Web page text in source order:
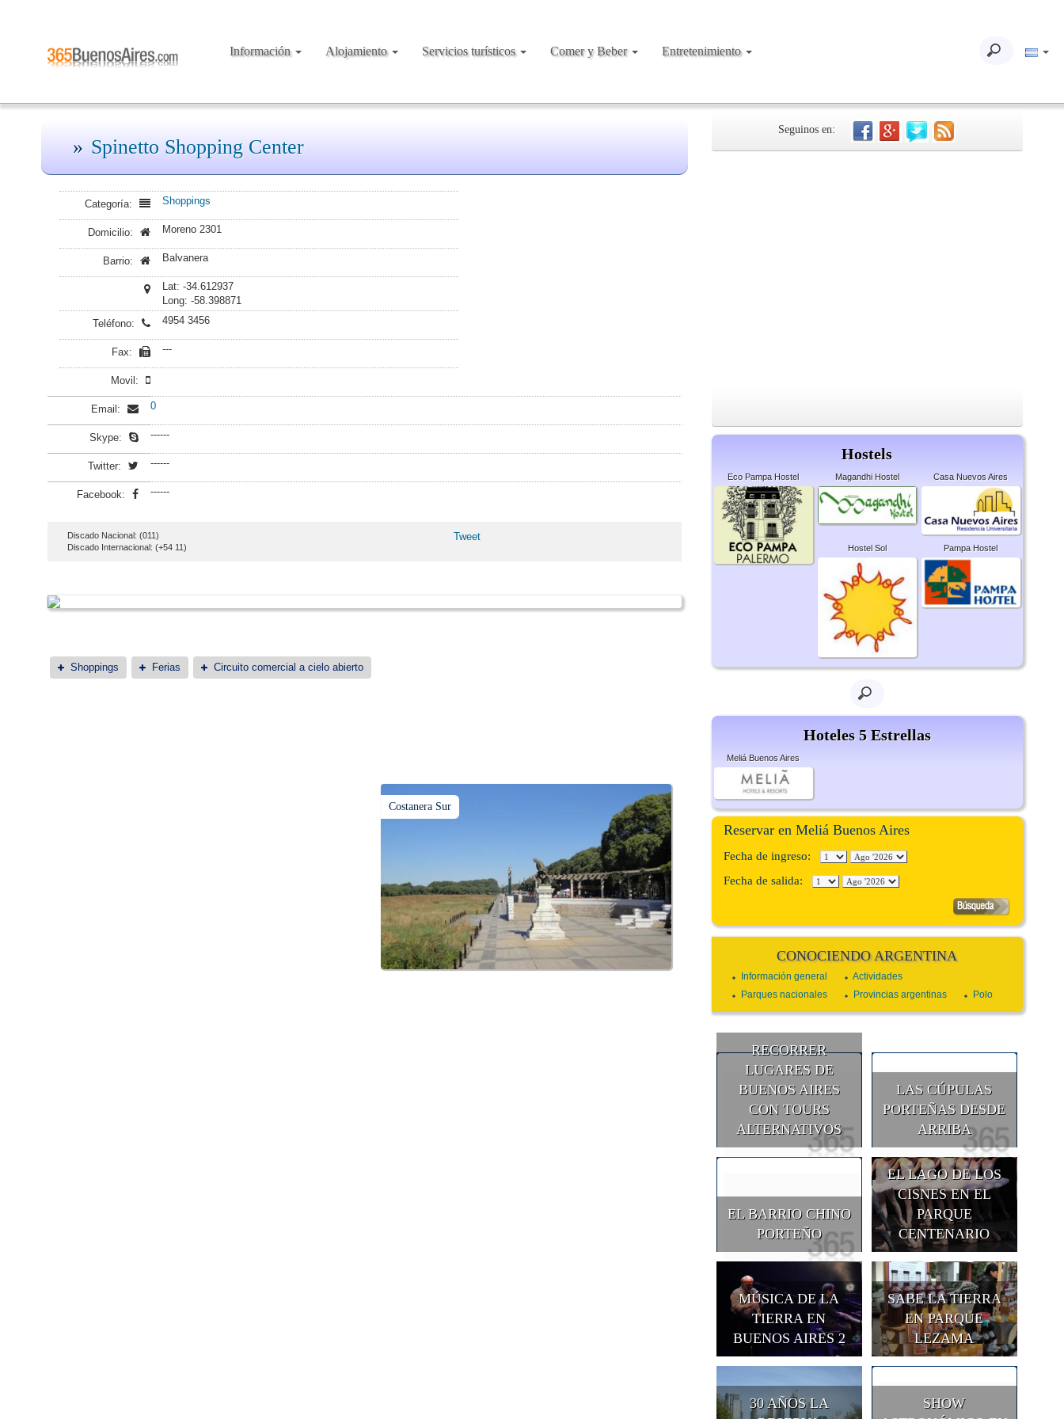
Información Alojamiento Servicios turísticos Comer y Beber Entretenimiento
Spinetto Shopping Center
Categoría: Shoppings
Domicilio: Moreno 2301
Barrio: Balvanera
Lat: -34.612937
Long: -58.398871
Teléfono:
4954 3456
Fax: ---
Movil:
Email: 0
Skype: ------
Twitter: ------
Facebook: ------
Discado Nacional: (011)
Discado Internacional: (+54 11)
Tweet
Shoppings Ferias Circuito comercial a cielo abierto
Costanera Sur
Seguinos en:
Hostels
Eco Pampa Hostel Magandhi Hostel Casa Nuevos Aires
Hostel Sol Pampa Hostel
Hoteles 5 Estrellas
Meliá Buenos Aires
Reservar en Meliá Buenos Aires
Fecha de ingreso:
Fecha de salida:
CONOCIENDO ARGENTINA
Información general
Actividades
Parques nacionales
Provincias argentinas Polo
RECORRER
LUGARES DE
BUENOS AIRES
CON TOURS
ALTERNATIVOS
LAS CÚPULAS
PORTEÑAS DESDE
ARRIBA
EL BARRIO CHINO
PORTEÑO
EL LAGO DE LOS
CISNES EN EL
PARQUE
CENTENARIO
MÚSICA DE LA
TIERRA EN
BUENOS AIRES 2
SABE LA TIERRA
EN PARQUE
LEZAMA
30 AÑOS LA
SHOW